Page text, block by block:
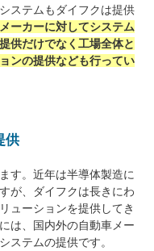
ステムもダイフクは提供
ーカーに対してシステム
供だけでなく工場全体と
ンの提供なども行ってい
供
す。近年は半導体製造に
が、ダイフクは長きにわ
ューションを提供してき
は、国内外の自動車メー
ステムの提供です。